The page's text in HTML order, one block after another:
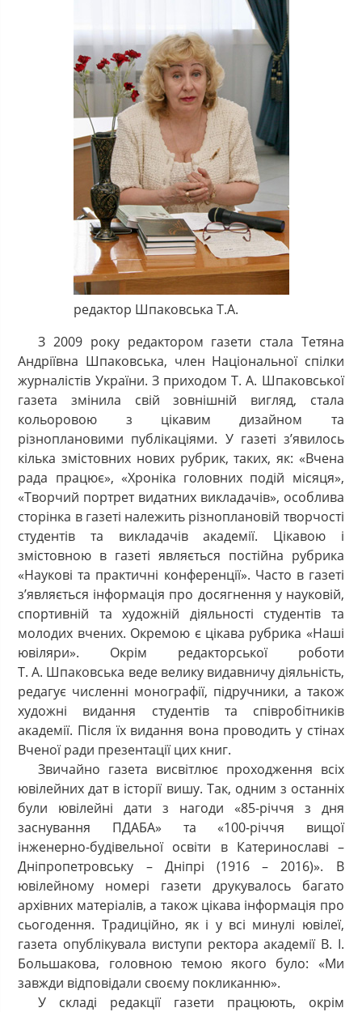
редактор Шпаковська Т.А.
З 2009 року редактором газети стала Тетяна
Андріївна Шпаковська, член Національної спілки
журналістів України. З приходом Т. А. Шпаковської
газета змінила свій зовнішній вигляд, стала
кольоровою з цікавим дизайном та
різноплановими публікаціями. У газеті з’явилось
кілька змістовних нових рубрик, таких, як: «Вчена
рада працює», «Хроніка головних подій місяця»,
«Творчий портрет видатних викладачів», особлива
сторінка в газеті належить різноплановій творчості
студентів та викладачів академії. Цікавою і
змістовною в газеті являється постійна рубрика
«Наукові та практичні конференції». Часто в газеті
з’являється інформація про досягнення у науковій,
спортивній та художній діяльності студентів та
молодих вчених. Окремою є цікава рубрика «Наші
ювіляри». Окрім редакторської роботи
Т. А. Шпаковська веде велику видавничу діяльність,
редагує численні монографії, підручники, а також
художні видання студентів та співробітників
академії. Після їх видання вона проводить у стінах
Вченої ради презентації цих книг.
Звичайно газета висвітлює проходження всіх
ювілейних дат в історії вишу. Так, одним з останніх
були ювілейні дати з нагоди «85-річчя з дня
заснування ПДАБА» та «100-річчя вищої
інженерно-будівельної освіти в Катеринославі –
Дніпропетровську – Дніпрі (1916 – 2016)». В
ювілейному номері газети друкувалось багато
архівних матеріалів, а також цікава інформація про
сьогодення. Традиційно, як і у всі минулі ювілеї,
газета опублікувала виступи ректора академії В. І.
Большакова, головною темою якого було: «Ми
завжди відповідали своєму покликанню».
У складі редакції газети працюють, окрім